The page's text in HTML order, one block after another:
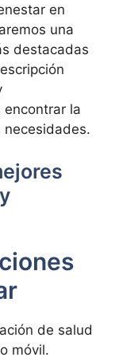
en
una
destacadas
la
necesidades.
de salud
móvil.